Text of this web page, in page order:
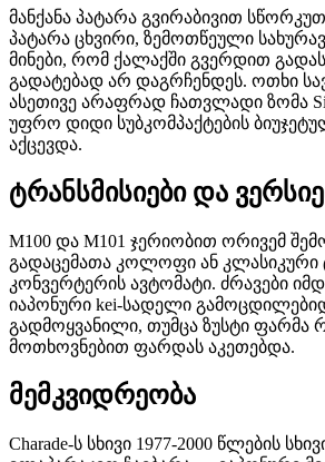
მანქანა პატარა გვირაბივით
პატარა ცხვირი, ზემოთწეული
მინები, რომ ქალაქში გვერდით
გადატებად არ დაგრჩენდეს. ოთხი
ასეთივე არაფრად ჩათვლადი ზომა
უფრო დიდი სუბკომპაქტების
აქცევდა.
ტრანსმისიები და
M100 და M101 ჯერიობით ორივემ
გადაცემათა კოლოფი ან
კონვერტერის ავტომატი. ძრავები
იაპონური kei-სადელი
გადმოყვანილი, თუმცა ზუსტი ფარმა
მოთხოვნებით ფარდას აკეთებდა.
მემკვიდრეობა
Charade-ს სხივი 1977-2000 წლების